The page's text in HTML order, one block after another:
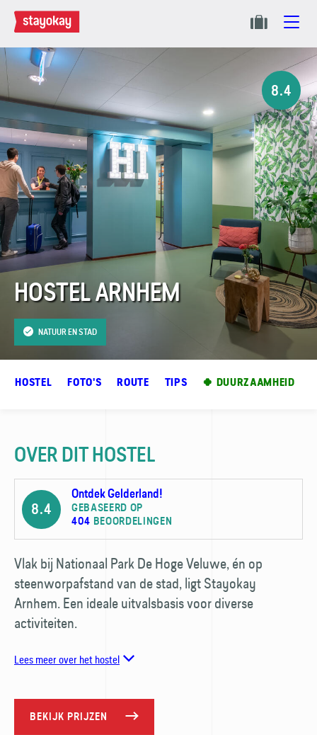
HOSTEL ARNHEM
NATUUR EN STAD
8.4
HOSTEL FOTO'S ROUTE TIPS 🍀 DUURZAAMHEID
OVER DIT HOSTEL
8.4
Ontdek Gelderland!
GEBASEERD OP
404 BEOORDELINGEN
Vlak bij Nationaal Park De Hoge Veluwe, én op
steenworpafstand van de stad, ligt Stayokay
Arnhem. Een ideale uitvalsbasis voor diverse
activiteiten.
Lees meer over het hostel
BEKIJK PRIJZEN